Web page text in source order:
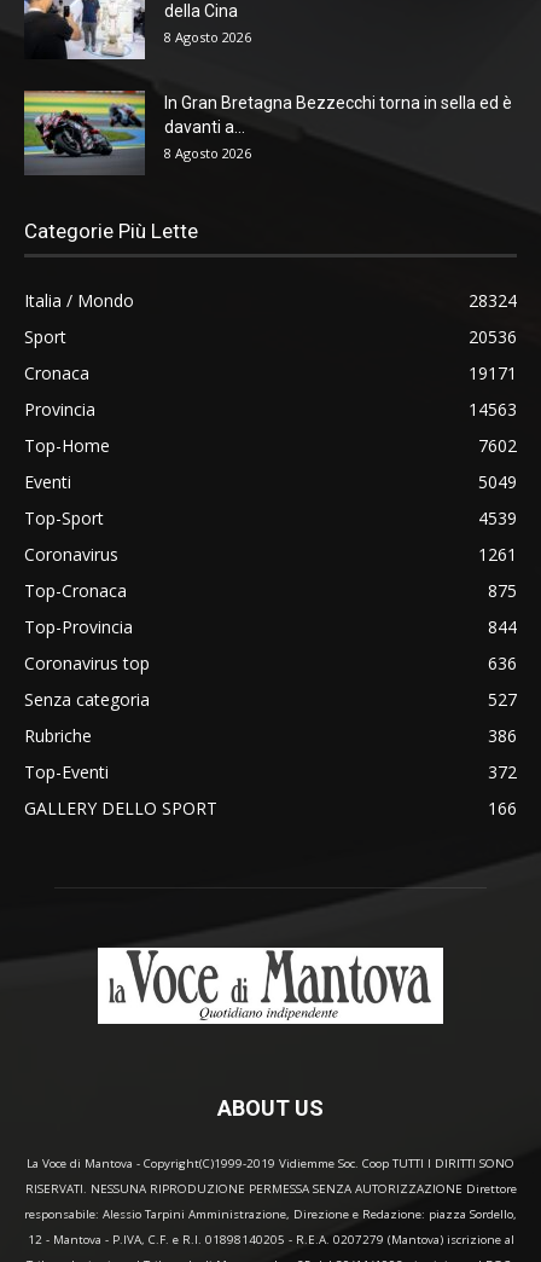
della Cina
8 Agosto 2026
In Gran Bretagna Bezzecchi torna in sella ed è
davanti a...
8 Agosto 2026
Categorie Più Lette
Italia / Mondo
28324
Sport
20536
Cronaca
19171
Provincia
14563
Top-Home
7602
Eventi
5049
Top-Sport
4539
Coronavirus
1261
Top-Cronaca
875
Top-Provincia
844
Coronavirus top
636
Senza categoria
527
Rubriche
386
Top-Eventi
372
GALLERY DELLO SPORT
166
ABOUT US
La Voce di Mantova - Copyright(C)1999-2019 Vidiemme Soc. Coop TUTTI I DIRITTI SONO
RISERVATI. NESSUNA RIPRODUZIONE PERMESSA SENZA AUTORIZZAZIONE Direttore
responsabile: Alessio Tarpini Amministrazione, Direzione e Redazione: piazza Sordello,
12 - Mantova - P.IVA, C.F. e R.I. 01898140205 - R.E.A. 0207279 (Mantova) iscrizione al